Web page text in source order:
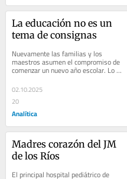
La educación no es un
tema de consignas
Nuevamente las familias y los
maestros asumen el compromiso de
comenzar un nuevo año escolar. Lo
02.10.2025
20
Analítica
Madres corazón del JM
de los Ríos
El principal hospital pediátrico de